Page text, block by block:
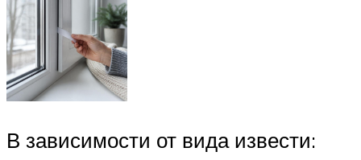
В зависимости от вида извести: